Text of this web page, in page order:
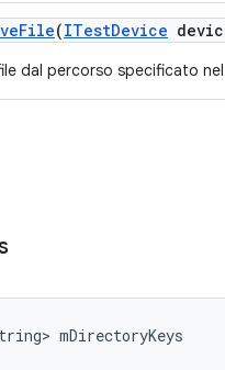
File(ITestDevice
dal percorso specificato
mDirectoryKeys